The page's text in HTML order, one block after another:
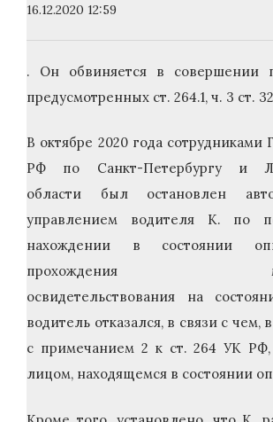
16.12.2020 12:59
. Он обвиняется в совершении
предусмотренных ст. 264.1, ч. 3 ст.
В октябре 2020 года
РФ по Санкт-Петербургу и
области был остановлен
управлением водителя К. по
нахождении в состоянии
прохождения
освидетельствования на
водитель отказался, в связи с чем,
с примечанием 2 к ст. 264 УК
лицом, находящемся в состоянии